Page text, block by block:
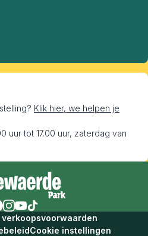
Klik hier, we helpen je
uur tot 17.00 uur, zaterdag van
verkoopsvoorwaarden
Cookie instellingen